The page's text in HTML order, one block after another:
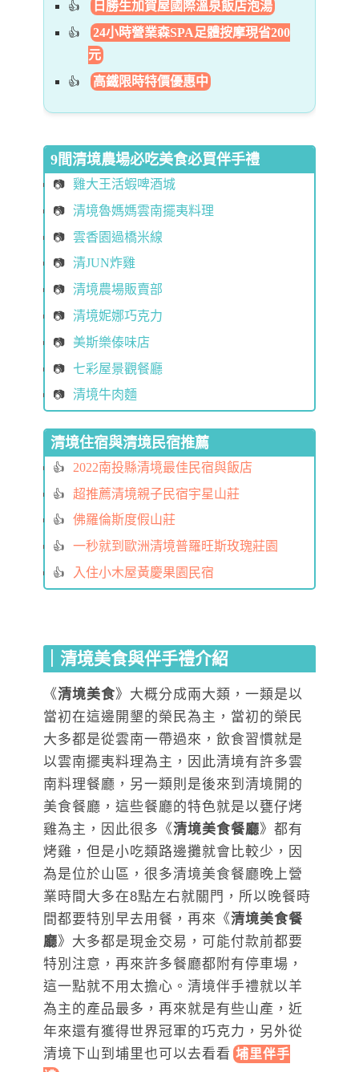
日勝生加賀屋國際溫泉飯店泡湯
24小時營業森SPA足體按摩現省200
元
高鐵限時特價優惠中
9間清境農場必吃美食必買伴手禮
雞大王活蝦啤酒城
清境魯媽媽雲南擺夷料理
雲香園過橋米線
清JUN炸雞
清境農場販賣部
清境妮娜巧克力
美斯樂傣味店
七彩屋景觀餐廳
清境牛肉麵
清境住宿與清境民宿推薦
2022南投縣清境最佳民宿與飯店
超推薦清境親子民宿宇星山莊
佛羅倫斯度假山莊
一秒就到歐洲清境普羅旺斯玫瑰莊園
入住小木屋黃慶果園民宿
｜清境美食與伴手禮介紹
《清境美食》大概分成兩大類，一類是以
當初在這邊開墾的榮民為主，當初的榮民
大多都是從雲南一帶過來，飲食習慣就是
以雲南擺夷料理為主，因此清境有許多雲
南料理餐廳，另一類則是後來到清境開的
美食餐廳，這些餐廳的特色就是以甕仔烤
雞為主，因此很多《清境美食餐廳》都有
烤雞，但是小吃類路邊攤就會比較少，因
為是位於山區，很多清境美食餐廳晚上營
業時間大多在8點左右就關門，所以晚餐時
間都要特別早去用餐，再來《清境美食餐
廳》大多都是現金交易，可能付款前都要
特別注意，再來許多餐廳都附有停車場，
這一點就不用太擔心。清境伴手禮就以羊
為主的產品最多，再來就是有些山產，近
年來還有獲得世界冠軍的巧克力，另外從
清境下山到埔里也可以去看看 埔里伴手